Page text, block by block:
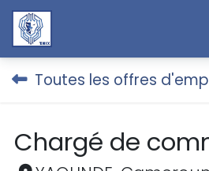
Se rendre au contenu
Toutes les offres
Chargé de